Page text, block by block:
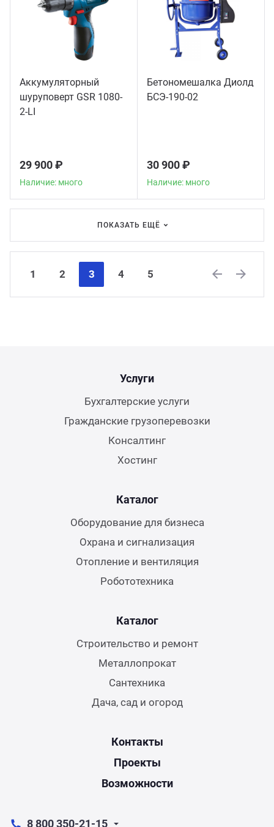
Аккумуляторный
шуруповерт GSR 1080-
2-LI
29 900 ₽
Наличие: много
Бетономешалка Диолд
БСЭ-190-02
30 900 ₽
Наличие: много
ПОКАЗАТЬ ЕЩЁ
1 2 3 4
5
Услуги
Бухгалтерские услуги
Гражданские грузоперевозки
Консалтинг
Хостинг
Каталог
Оборудование для бизнеса
Охрана и сигнализация
Отопление и вентиляция
Робототехника
Каталог
Строительство и ремонт
Металлопрокат
Сантехника
Дача, сад и огород
Контакты
Проекты
Возможности
8 800 350-21-15